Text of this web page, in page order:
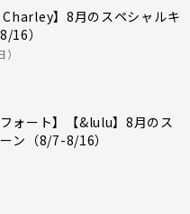
Charley】8月のスペシャルキ
16）
フォート】【&lulu】8月のス
ン（8/7-8/16）